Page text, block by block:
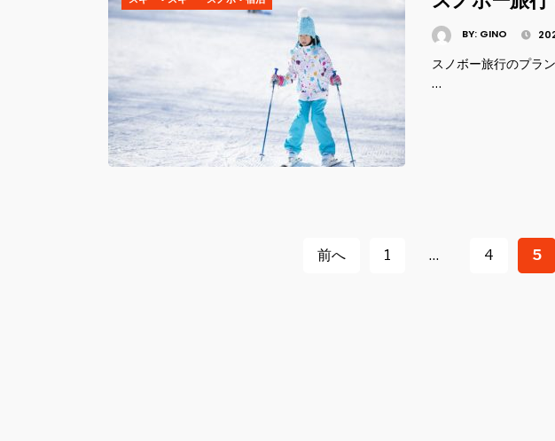
BY: GINO
スノボー旅行のプラ
…
前へ 1 … 4 5